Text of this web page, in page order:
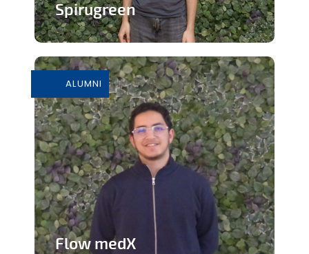
Spirugreen
En savoir plus
ALUMNI
Flow medX